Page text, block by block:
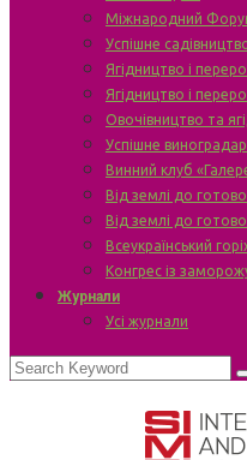
Міжнародний Форум
Успішне
Ягідництво і
Ягідництво і
Овочівництво та
Успішне
Винний клуб
Від землі до
Від землі до
Всеукраїнський
Конгрес із
Журнали
Усі журнали